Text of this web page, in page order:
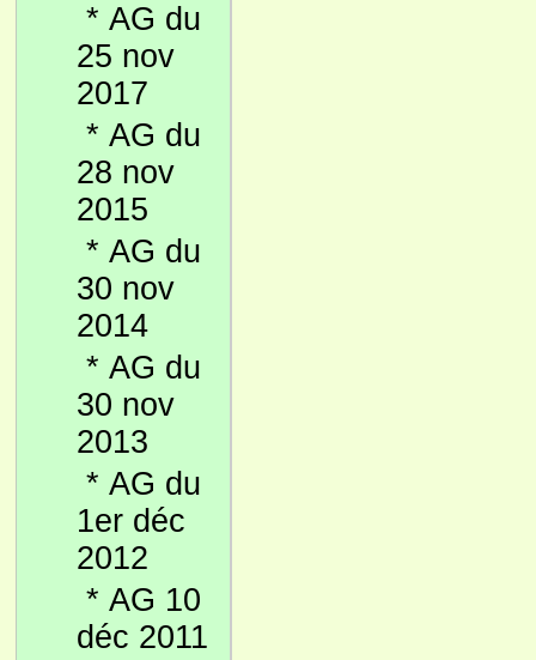
* AG du
25 nov
2017
* AG du
28 nov
2015
* AG du
30 nov
2014
* AG du
30 nov
2013
* AG du
1er déc
2012
* AG 10
déc 2011